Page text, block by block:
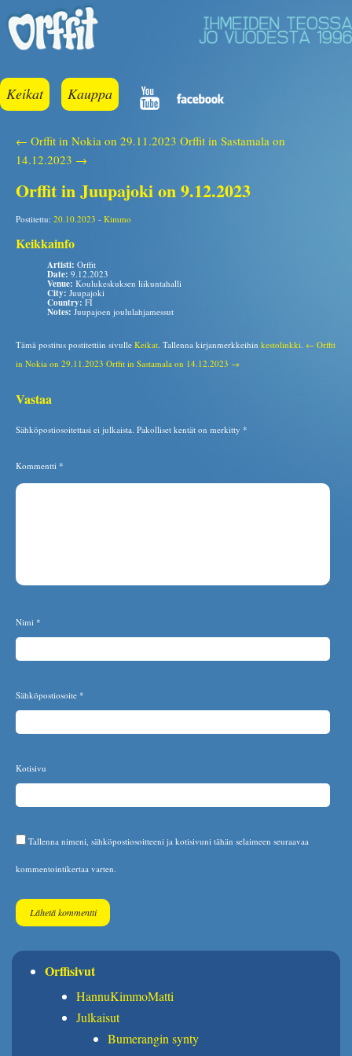
Keikat Kauppa
← Orffit in Nokia on 29.11.2023 Orffit in Sastamala on
14.12.2023 →
Orffit in Juupajoki on 9.12.2023
Postitettu: 20.10.2023 - Kimmo
Keikkainfo
Artisti: Orffit
Date: 9.12.2023
Venue: Koulukeskuksen liikuntahalli
City: Juupajoki
Country: FI
Notes: Juupajoen joululahjamessut
Tämä postitus postitettiin sivulle Keikat . Tallenna kirjanmerkkeihin kestolinkki ← Orffit
in Nokia on 29.11.2023 Orffit in Sastamala on 14.12.2023 →
Vastaa
Sähköpostiosoitettasi ei julkaista. Pakolliset kentät on merkitty *
Kommentti *
Nimi *
Sähköpostiosoite *
Kotisivu
Tallenna nimeni, sähköpostiosoitteeni ja kotisivuni tähän selaimeen seuraavaa
kommentointikertaa varten.
Orffisivut
HannuKimmoMatti
Julkaisut
Bumerangin synty